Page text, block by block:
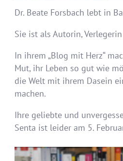
Dr. Beate Forsbach lebt in
Sie ist als Autorin,
In ihrem „Blog mit Herz“
Mut, ihr Leben so gut wie
die Welt mit ihrem Dasein
machen.
Ihre geliebte und
Senta ist leider am 5.